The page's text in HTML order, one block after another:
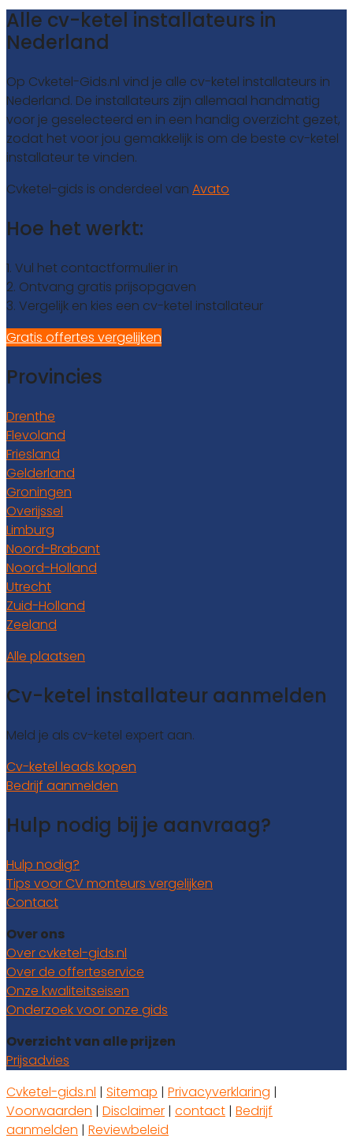
Alle cv-ketel installateurs in
Nederland
Op Cvketel-Gids.nl vind je alle cv-ketel installateurs in
Nederland. De installateurs zijn allemaal handmatig
voor je geselecteerd en in een handig overzicht gezet,
zodat het voor jou gemakkelijk is om de beste cv-ketel
installateur te vinden.
Cvketel-gids is onderdeel van Avato
Hoe het werkt:
1. Vul het contactformulier in
2. Ontvang gratis prijsopgaven
3. Vergelijk en kies een cv-ketel installateur
Gratis offertes vergelijken
Provincies
Drenthe
Flevoland
Friesland
Gelderland
Groningen
Overijssel
Limburg
Noord-Brabant
Noord-Holland
Utrecht
Zuid-Holland
Zeeland
Alle plaatsen
Cv-ketel installateur aanmelden
Meld je als cv-ketel expert aan.
Cv-ketel leads kopen
Bedrijf aanmelden
Hulp nodig bij je aanvraag?
Hulp nodig?
Tips voor CV monteurs vergelijken
Contact
Over ons
Over cvketel-gids.nl
Over de offerteservice
Onze kwaliteitseisen
Onderzoek voor onze gids
Overzicht van alle prijzen
Prijsadvies
Cvketel-gids.nl | Sitemap | Privacyverklaring |
Voorwaarden | Disclaimer | contact | Bedrijf
aanmelden | Reviewbeleid